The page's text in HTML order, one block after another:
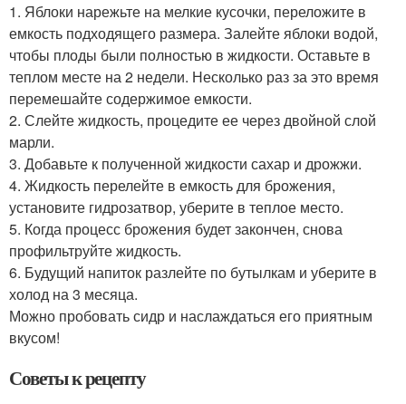
1. Яблоки нарежьте на мелкие кусочки, переложите в
емкость подходящего размера. Залейте яблоки водой,
чтобы плоды были полностью в жидкости. Оставьте в
теплом месте на 2 недели. Несколько раз за это время
перемешайте содержимое емкости.
2. Слейте жидкость, процедите ее через двойной слой
марли.
3. Добавьте к полученной жидкости сахар и дрожжи.
4. Жидкость перелейте в емкость для брожения,
установите гидрозатвор, уберите в теплое место.
5. Когда процесс брожения будет закончен, снова
профильтруйте жидкость.
6. Будущий напиток разлейте по бутылкам и уберите в
холод на 3 месяца.
Можно пробовать сидр и наслаждаться его приятным
вкусом!
Советы к рецепту